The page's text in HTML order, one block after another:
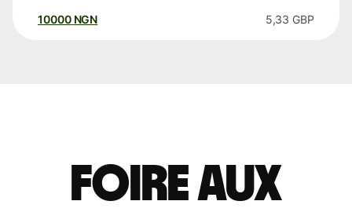
10000 NGN 5,33 GBP
Foire aux